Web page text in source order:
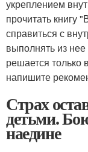
укреплением
прочитать книгу
справиться с
выполнять из
решается только
напишите
Страх
детьми.
наедине